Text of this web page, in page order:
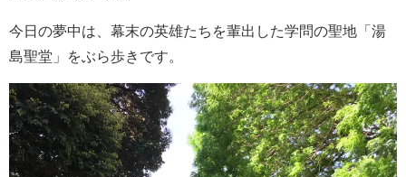
今日の夢中は、幕末の英雄たちを輩出した学問の聖地「湯
島聖堂」をぶら歩きです。